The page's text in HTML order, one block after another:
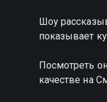
Шоу
показывает
Посмотреть
качестве на